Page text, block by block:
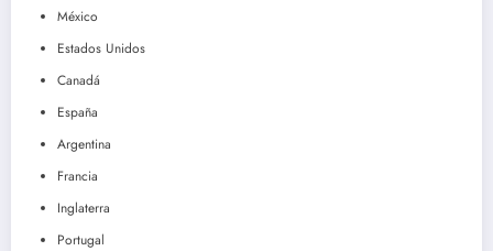
México
Estados Unidos
Canadá
España
Argentina
Francia
Inglaterra
Portugal